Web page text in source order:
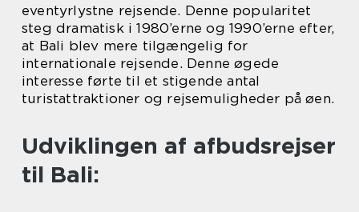
eventyrlystne rejsende. Denne popularitet
steg dramatisk i 1980’erne og 1990’erne efter,
at Bali blev mere tilgængelig for
internationale rejsende. Denne øgede
interesse førte til et stigende antal
turistattraktioner og rejsemuligheder på øen.
Udviklingen af afbudsrejser
til Bali: